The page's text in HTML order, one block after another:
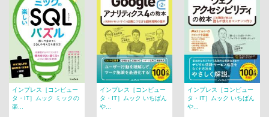
インプレス［コンピュー
タ・IT］ムック ミックの
楽...
インプレス［コンピュー
タ・IT］ムック いちばん
や...
インプレス［コンピュー
タ・IT］ムック いちばん
や...